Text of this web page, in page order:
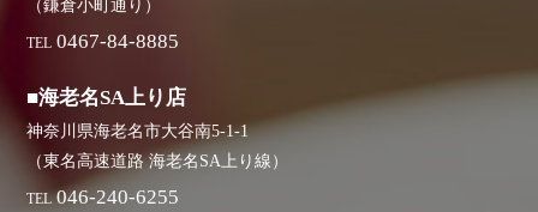
（鎌倉小町通り）
TEL 0467-84-8885
■海老名SA上り店
神奈川県海老名市大谷南5-1-1
（東名高速道路 海老名SA上り線）
TEL 046-240-6255